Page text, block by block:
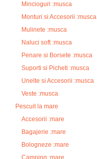
Mincioguri :musca
Monturi si Accesorii :musca
Mulinete :musca
Naluci soft :musca
Penare si Borsete :musca
Suporti si Picheti :musca
Unelte si Accesorii :musca
Veste :musca
Pescuit la mare
Accesorii :mare
Bagajerie :mare
Bologneze :mare
Camping :mare